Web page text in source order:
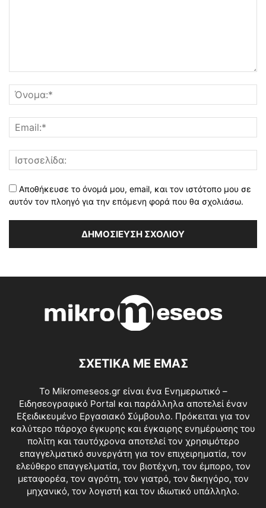
Αποθήκευσε το όνομά μου, email, και τον ιστότοπο μου σε
αυτόν τον πλοηγό για την επόμενη φορά που θα σχολιάσω.
ΣΧΕΤΙΚΑ ΜΕ ΕΜΑΣ
Το Mikromeseos.gr είναι ένα Ενημερωτικό –
Ειδησεογραφικό Portal και παράλληλα αποτελεί έναν
Εξειδικευμένο Εργασιακό Σύμβουλο. Πρόκειται για τον
καλύτερο πάροχο έγκυρης και έγκαιρης ενημέρωσης του
πολίτη και ταυτόχρονα αποτελεί τον χρησιμότερο
επαγγελματικό συνεργάτη για τον επιχειρηματία, τον
ελεύθερο επαγγελματία, τον βιοτέχνη, τον έμπορο, τον
μεταφορέα, τον αγρότη, τον γιατρό, τον δικηγόρο, τον
μηχανικό, τον λογιστή και τον ιδιωτικό υπάλληλο.